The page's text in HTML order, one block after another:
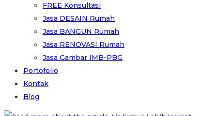
FREE Konsultasi
Jasa DESAIN Rumah
Jasa BANGUN Rumah
Jasa RENOVASI Rumah
Jasa Gambar IMB-PBG
Portofolio
Kontak
Blog